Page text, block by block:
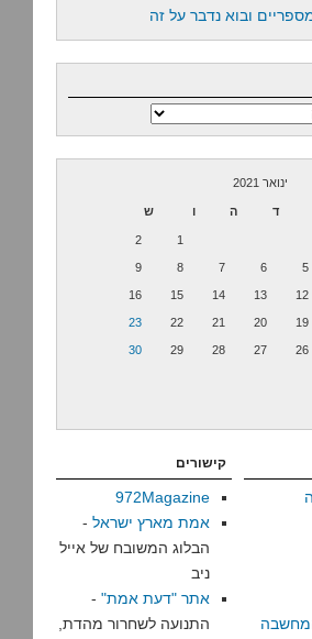
ובוא נדבר על זה
ינואר 2021
ד ה ו ש
1
2
5
6
7
8
9
12
13
14
15
16
19
20
21
22
23
26
27
28
29
30
קישורים
972Magazine
אמת מארץ ישראל -
הבלוג המשובח של אייל
ניב
אתר "דעת אמת" -
התנועה לשחרור מהדת,